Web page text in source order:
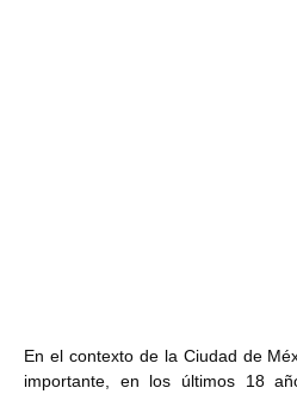
En el contexto de la Ciudad de
importante, en los últimos 18